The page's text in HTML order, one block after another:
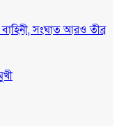
সংঘাত আরও তীব্র